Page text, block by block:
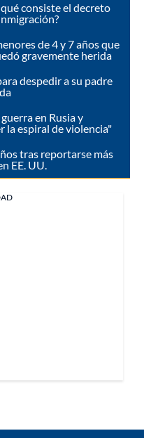
consiste el decreto
de 4 y 7 años que
gravemente herida
despedir a su padre
en Rusia y
la espiral de violencia"
tras reportarse más
EE. UU.